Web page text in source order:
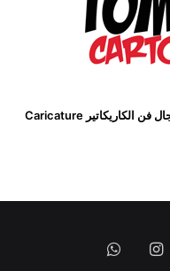
- موقع إلكتروني متخصص في مجال فن الكاريكاتير Caricature
انستقرامواتساب